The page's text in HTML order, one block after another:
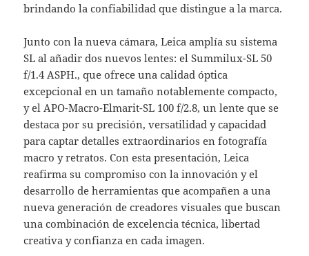
brindando la confiabilidad que distingue a la marca.
Junto con la nueva cámara, Leica amplía su sistema
SL al añadir dos nuevos lentes: el Summilux-SL 50
f/1.4 ASPH., que ofrece una calidad óptica
excepcional en un tamaño notablemente compacto,
y el APO-Macro-Elmarit-SL 100 f/2.8, un lente que se
destaca por su precisión, versatilidad y capacidad
para captar detalles extraordinarios en fotografía
macro y retratos. Con esta presentación, Leica
reafirma su compromiso con la innovación y el
desarrollo de herramientas que acompañen a una
nueva generación de creadores visuales que buscan
una combinación de excelencia técnica, libertad
creativa y confianza en cada imagen.